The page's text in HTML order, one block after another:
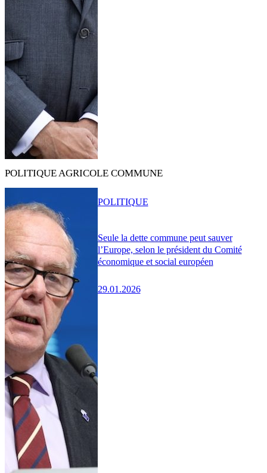
POLITIQUE AGRICOLE COMMUNE
Seule la dette commune peut sauver
l’Europe, selon le président du Comité
économique et social européen
29.01.2026
POLITIQUE